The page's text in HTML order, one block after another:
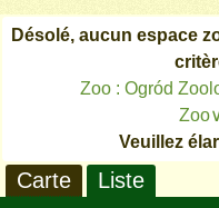
Désolé, aucun espace
Zoo : Ogród
Veuillez
Carte Liste